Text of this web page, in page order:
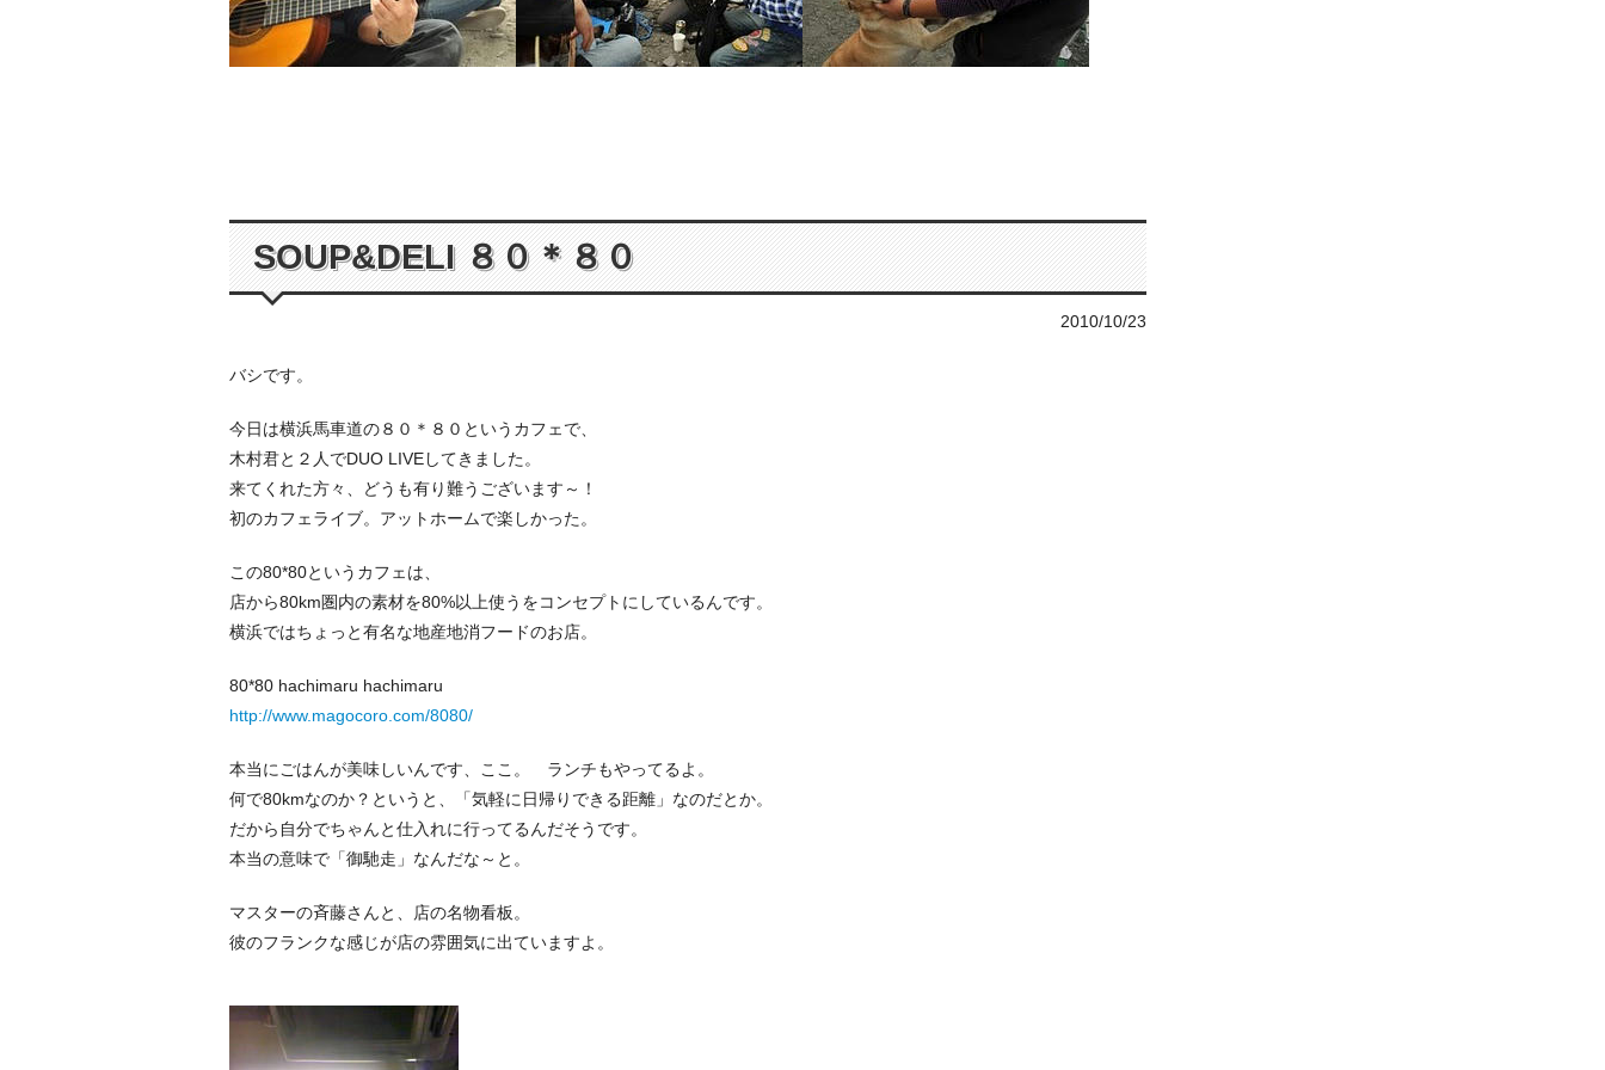
SOUP&DELI ８０＊８０
2010/10/23
バシです。
今日は横浜馬車道の８０＊８０というカフェで、
木村君と２人でDUO LIVEしてきました。
来てくれた方々、どうも有り難うございます～！
初のカフェライブ。アットホームで楽しかった。
この80*80というカフェは、
店から80km圏内の素材を80%以上使うをコンセプトにしているんです。
横浜ではちょっと有名な地産地消フードのお店。
80*80 hachimaru hachimaru
http://www.magocoro.com/8080/
本当にごはんが美味しいんです、ここ。 ランチもやってるよ。
何で80kmなのか？というと、「気軽に日帰りできる距離」なのだとか。
だから自分でちゃんと仕入れに行ってるんだそうです。
本当の意味で「御馳走」なんだな～と。
マスターの斉藤さんと、店の名物看板。
彼のフランクな感じが店の雰囲気に出ていますよ。